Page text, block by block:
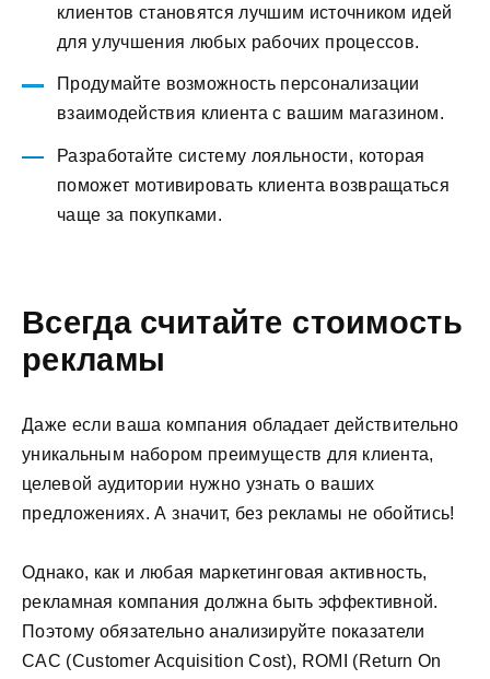
клиентов становятся лучшим источником идей
для улучшения любых рабочих процессов.
Продумайте возможность персонализации
взаимодействия клиента с вашим магазином.
Разработайте систему лояльности, которая
поможет мотивировать клиента возвращаться
чаще за покупками.
Всегда считайте стоимость
рекламы
Даже если ваша компания обладает действительно
уникальным набором преимуществ для клиента,
целевой аудитории нужно узнать о ваших
предложениях. А значит, без рекламы не обойтись!
Однако, как и любая маркетинговая активность,
рекламная компания должна быть эффективной.
Поэтому обязательно анализируйте показатели
САС (Customer Acquisition Cost), ROMI (Return On